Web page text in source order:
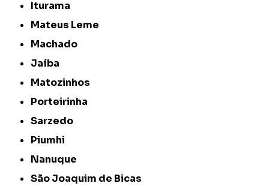
Iturama
Mateus Leme
Machado
Jaíba
Matozinhos
Porteirinha
Sarzedo
Piumhi
Nanuque
São Joaquim de Bicas